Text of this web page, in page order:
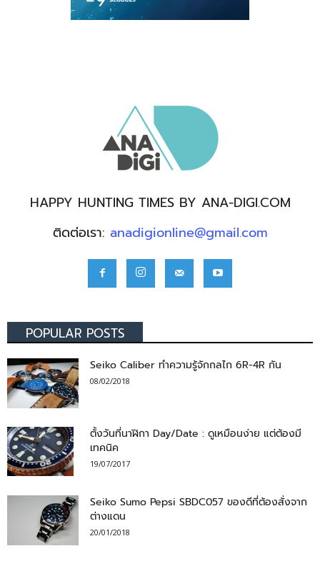
HAPPY HUNTING TIMES BY ANA-DIGI.COM
ติดต่อเรา: anadigionline@gmail.com
POPULAR POSTS
Seiko Caliber ทำความรู้จักกลไก 6R-4R กัน
08/02/2018
ตั้งวันที่นาฬิกา Day/Date : ดูเหมือนง่าย แต่ต้องมี
เทคนิค
19/07/2017
Seiko Sumo Pepsi SBDC057 ของดีที่ต้องสั่งจาก
ต่างแดน
20/01/2018